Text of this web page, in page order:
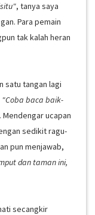
, tanya saya
Para pemain
tak kalah heran
satu tangan lagi
"Coba baca baik-
Mendengar ucapan
sedikit ragu-
pun menjawab,
dan taman ini,
secangkir